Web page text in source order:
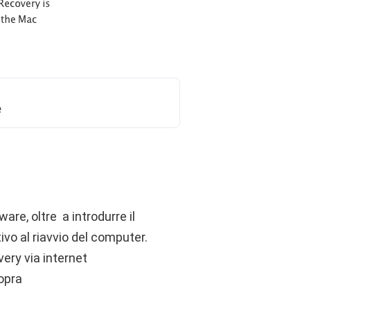
oltre a introdurre il
al riavvio del computer.
via internet